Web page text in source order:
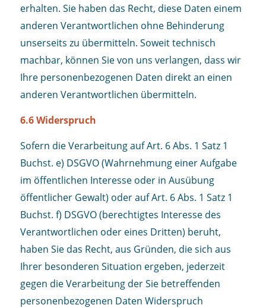
erhalten. Sie haben das Recht, diese Daten einem
anderen Verantwortlichen ohne Behinderung
unserseits zu übermitteln. Soweit technisch
machbar, können Sie von uns verlangen, dass wir
Ihre personenbezogenen Daten direkt an einen
anderen Verantwortlichen übermitteln.
6.6 Widerspruch
Sofern die Verarbeitung auf Art. 6 Abs. 1 Satz 1
Buchst. e) DSGVO (Wahrnehmung einer Aufgabe
im öffentlichen Interesse oder in Ausübung
öffentlicher Gewalt) oder auf Art. 6 Abs. 1 Satz 1
Buchst. f) DSGVO (berechtigtes Interesse des
Verantwortlichen oder eines Dritten) beruht,
haben Sie das Recht, aus Gründen, die sich aus
Ihrer besonderen Situation ergeben, jederzeit
gegen die Verarbeitung der Sie betreffenden
personenbezogenen Daten Widerspruch